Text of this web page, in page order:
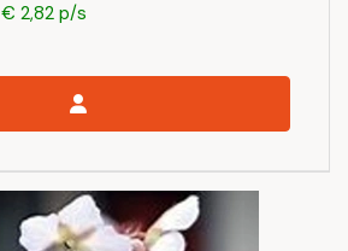
€ 2,82 p/s